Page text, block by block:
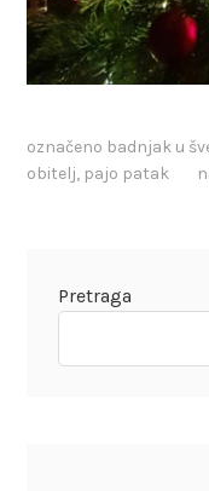
označeno badnjak u
obitelj, pajo patak
Pretraga